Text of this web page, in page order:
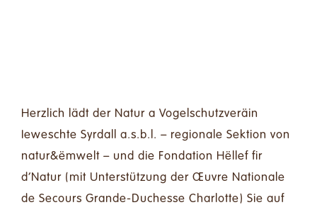
Herzlich lädt der Natur a Vogelschutzveräin
Ieweschte Syrdall a.s.b.l. – regionale Sektion von
natur&ëmwelt – und die Fondation Hëllef fir
d’Natur (mit Unterstützung der Œuvre Nationale
de Secours Grande-Duchesse Charlotte) Sie auf